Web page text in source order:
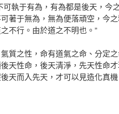
執于有為，有為都是後天，今
著于無為，無為便落頑空，今之
不行。由於道之不明也。”
質之性，命有道氣之命、分定
天性命，後天清淨，先天性命
天而入先天，才可以見造化真